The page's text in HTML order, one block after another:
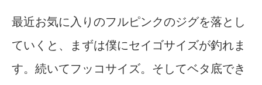
最近お気に入りのフルピンクのジグを落とし
ていくと、まずは僕にセイゴサイズが釣れま
す。続いてフッコサイズ。そしてベタ底でき